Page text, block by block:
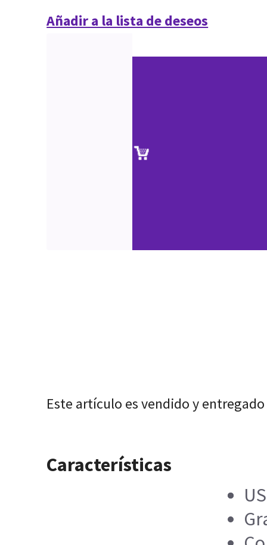
Añadir a la lista de deseos
Este artículo es vendido y
Características